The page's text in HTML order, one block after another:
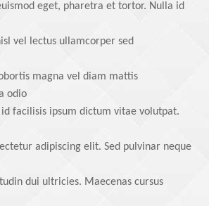
eget, pharetra et tortor. Nulla id
vel lectus ullamcorper sed
magna vel diam mattis
odio
facilisis ipsum dictum vitae volutpat.
adipiscing elit. Sed pulvinar neque
dui ultricies. Maecenas cursus